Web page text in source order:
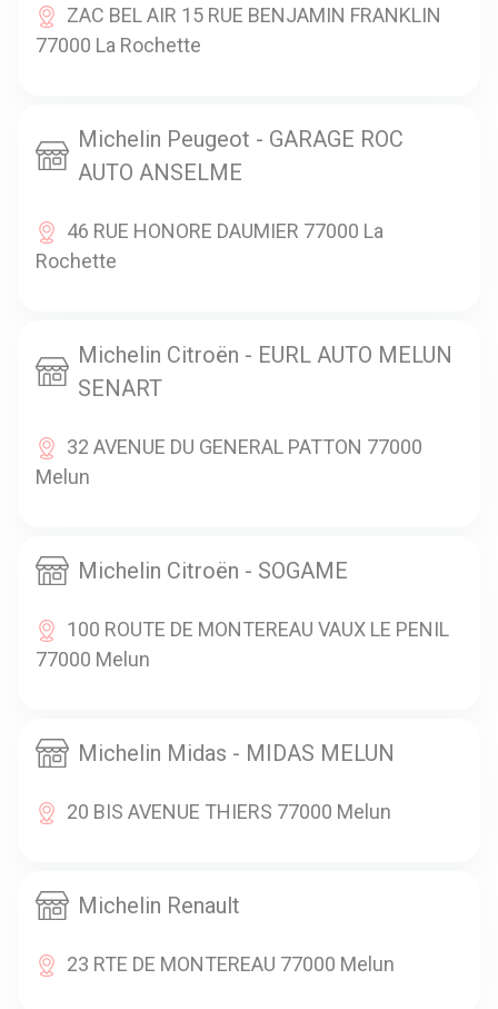
ZAC BEL AIR 15 RUE BENJAMIN FRANKLIN
77000 La Rochette
Michelin Peugeot - GARAGE ROC
AUTO ANSELME
46 RUE HONORE DAUMIER 77000 La
Rochette
Michelin Citroën - EURL AUTO MELUN
SENART
32 AVENUE DU GENERAL PATTON 77000
Melun
Michelin Citroën - SOGAME
100 ROUTE DE MONTEREAU VAUX LE PENIL
77000 Melun
Michelin Midas - MIDAS MELUN
20 BIS AVENUE THIERS 77000 Melun
Michelin Renault
23 RTE DE MONTEREAU 77000 Melun